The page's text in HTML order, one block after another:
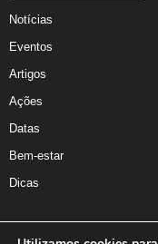
Notícias
Eventos
Artigos
Ações
Datas
Bem-estar
Dicas